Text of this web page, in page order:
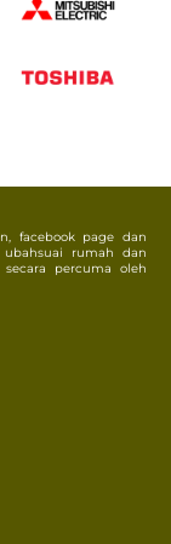
facebook page dan
rumah dan
percuma oleh